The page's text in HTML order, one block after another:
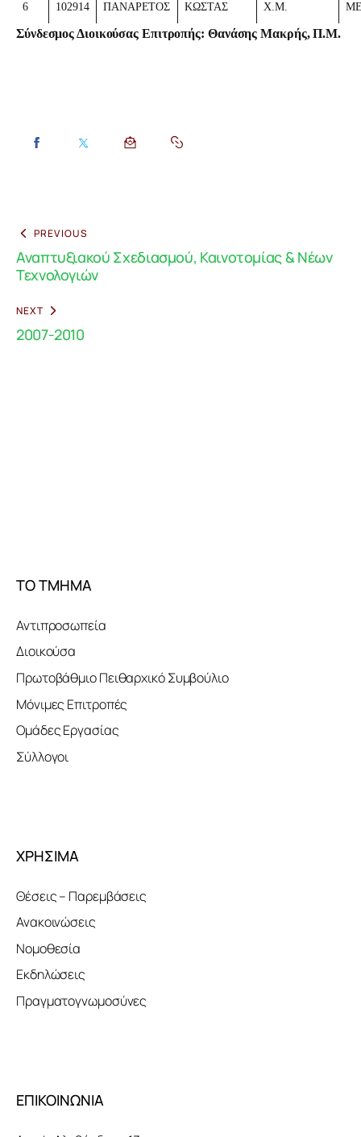
6 102914 ΠΑΝΑΡΕΤΟΣ ΚΩΣΤΑΣ Χ.Μ.
Σύνδεσμος Διοικούσας Επιτροπής: Θανάσης Μακρής, Π.Μ.
PREVIOUS
Αναπτυξιακού Σχεδιασμού, Καινοτομίας & Νέων
Τεχνολογιών
NEXT
2007-2010
ΤΟ ΤΜΗΜΑ
Αντιπροσωπεία
Διοικούσα
Πρωτοβάθμιο Πειθαρχικό Συμβούλιο
Μόνιμες Επιτροπές
Ομάδες Εργασίας
Σύλλογοι
ΧΡΗΣΙΜΑ
Θέσεις – Παρεμβάσεις
Ανακοινώσεις
Νομοθεσία
Εκδηλώσεις
Πραγματογνωμοσύνες
ΕΠΙΚΟΙΝΩΝΙΑ